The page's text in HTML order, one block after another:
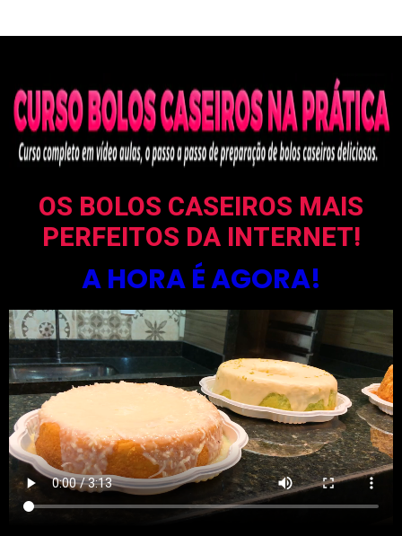
OS BOLOS CASEIROS MAIS
PERFEITOS DA INTERNET!
A HORA É AGORA!